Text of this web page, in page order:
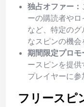
独占オファー：
ーの購読者や
など、特定の
なスピンの機会
期間限定プロモ
ースピンを提供
プレイヤーに参
フリースピ